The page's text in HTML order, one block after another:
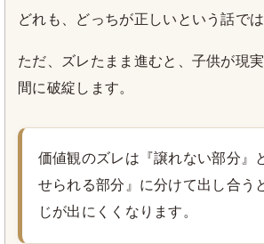
どれも、どっちが正しいという話では
ただ、ズレたまま進むと、子供が現
間に破綻します。
価値観のズレは『譲れない部分』
せられる部分』に分けて出し合う
じが出にくくなります。